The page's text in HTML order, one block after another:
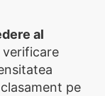
al
verificare
pe